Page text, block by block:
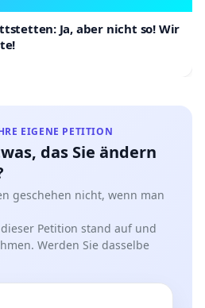
Ja, aber nicht so! Wir
EIGENE PETITION
das Sie ändern
geschehen nicht, wenn man
Petition stand auf und
Werden Sie dasselbe